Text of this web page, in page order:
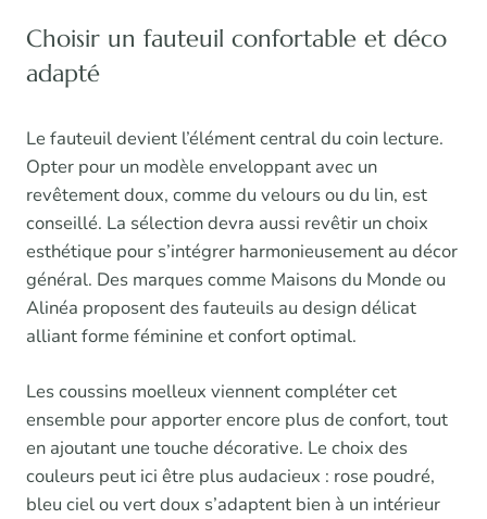
Choisir un fauteuil confortable et déco
adapté
Le fauteuil devient l’élément central du coin lecture.
Opter pour un modèle enveloppant avec un
revêtement doux, comme du velours ou du lin, est
conseillé. La sélection devra aussi revêtir un choix
esthétique pour s’intégrer harmonieusement au décor
général. Des marques comme Maisons du Monde ou
Alinéa proposent des fauteuils au design délicat
alliant forme féminine et confort optimal.
Les coussins moelleux viennent compléter cet
ensemble pour apporter encore plus de confort, tout
en ajoutant une touche décorative. Le choix des
couleurs peut ici être plus audacieux : rose poudré,
bleu ciel ou vert doux s’adaptent bien à un intérieur